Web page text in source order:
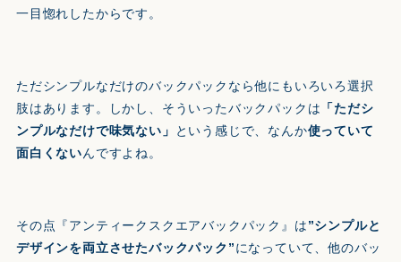
一目惚れしたからです。
ただシンプルなだけのバックパックなら他にもいろいろ選択
肢はあります。しかし、そういったバックパックは 「ただシ
ンプルなだけで味気ない」
という感じで、なんか使っていて
面白くないんですよね。
その点『アンティークスクエアバックパック』は”シンプルと
デザインを両立させたバックパック”になっていて、他のバッ